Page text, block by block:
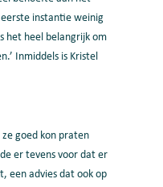
instantie weinig
het heel belangrijk om
Inmiddels is Kristel
goed kon praten
er tevens voor dat er
een advies dat ook op